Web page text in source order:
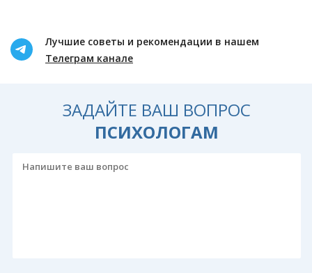
Лучшие советы и рекомендации в нашем
Телеграм канале
ЗАДАЙТЕ ВАШ ВОПРОС
ПСИХОЛОГАМ